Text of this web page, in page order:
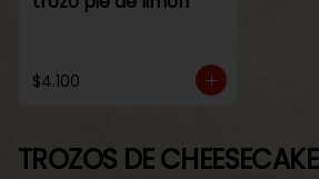
$4.100
TROZOS DE CHEESECAKE